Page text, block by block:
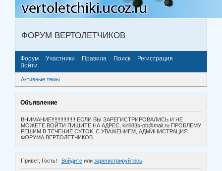
ФОРУМ ВЕРТОЛЕТЧИКОВ
Форум Участники Правила Поиск
Регистрация
Войти
Активные темы
Объявление
ВНИМАНИЕ!!!!!!!!!!!!!!!! ЕСЛИ ВЫ ЗАРЕГИСТРИРОВАЛИСЬ И НЕ
МОЖЕТЕ ВОЙТИ ПИШИТЕ НА АДРЕС, kirill83s-pb@mail.ru ПРОБЛЕМУ
РЕШИМ В ТЕЧЕНИЕ СУТОК. С УВАЖЕНИЕМ, АДМИНИСТРАЦИЯ
ФОРУМА ВЕРТОЛЕТЧИКОВ.
Привет, Гость! Войдитеили зарегистрируйтесь.